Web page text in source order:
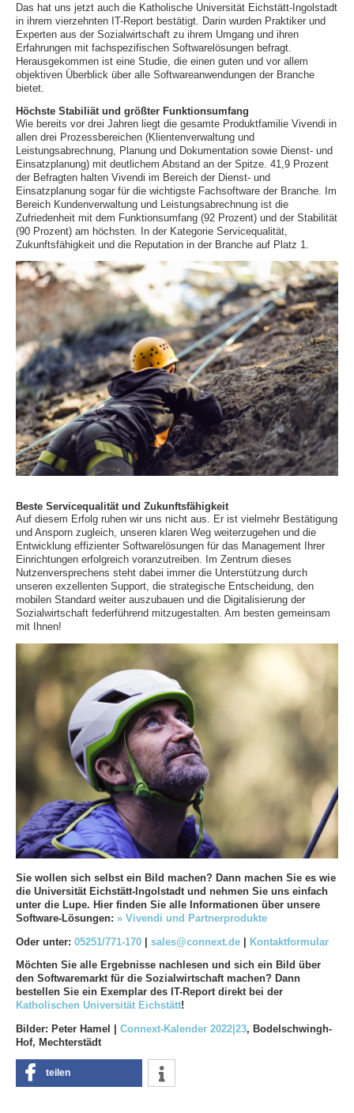
Das hat uns jetzt auch die Katholische Universität Eichstätt-Ingolstadt
in ihrem vierzehnten IT-Report bestätigt. Darin wurden Praktiker und
Experten aus der Sozialwirtschaft zu ihrem Umgang und ihren
Erfahrungen mit fachspezifischen Softwarelösungen befragt.
Herausgekommen ist eine Studie, die einen guten und vor allem
objektiven Überblick über alle Softwareanwendungen der Branche
bietet.
Höchste Stabiliät und größter Funktionsumfang
Wie bereits vor drei Jahren liegt die gesamte Produktfamilie Vivendi in
allen drei Prozessbereichen (Klientenverwaltung und
Leistungsabrechnung, Planung und Dokumentation sowie Dienst- und
Einsatzplanung) mit deutlichem Abstand an der Spitze. 41,9 Prozent
der Befragten halten Vivendi im Bereich der Dienst- und
Einsatzplanung sogar für die wichtigste Fachsoftware der Branche. Im
Bereich Kundenverwaltung und Leistungsabrechnung ist die
Zufriedenheit mit dem Funktionsumfang (92 Prozent) und der Stabilität
(90 Prozent) am höchsten. In der Kategorie Servicequalität,
Zukunftsfähigkeit und die Reputation in der Branche auf Platz 1.
Beste Servicequalität und Zukunftsfähigkeit
Auf diesem Erfolg ruhen wir uns nicht aus. Er ist vielmehr Bestätigung
und Ansporn zugleich, unseren klaren Weg weiterzugehen und die
Entwicklung effizienter Softwarelösungen für das Management Ihrer
Einrichtungen erfolgreich voranzutreiben. Im Zentrum dieses
Nutzenversprechens steht dabei immer die Unterstützung durch
unseren exzellenten Support, die strategische Entscheidung, den
mobilen Standard weiter auszubauen und die Digitalisierung der
Sozialwirtschaft federführend mitzugestalten. Am besten gemeinsam
mit Ihnen!
Sie wollen sich selbst ein Bild machen? Dann machen Sie es wie
die Universität Eichstätt-Ingolstadt und nehmen Sie uns einfach
unter die Lupe. Hier finden Sie alle Informationen über unsere
Software-Lösungen: » Vivendi und Partnerprodukte
Oder unter: 05251/771-170 | sales@connext.de | Kontaktformular
Möchten Sie alle Ergebnisse nachlesen und sich ein Bild über
den Softwaremarkt für die Sozialwirtschaft machen? Dann
bestellen Sie ein Exemplar des IT-Report direkt bei der
Katholischen Universität Eichstätt!
Bilder: Peter Hamel | Connext-Kalender 2022|23, Bodelschwingh-
Hof, Mechterstädt
teilen